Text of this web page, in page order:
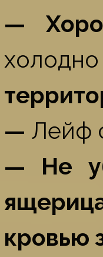
—
— Лейф
— Не
кровью